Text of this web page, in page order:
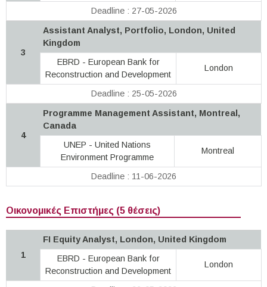
Deadline : 27-05-2026
3
Assistant Analyst, Portfolio, London, United
Kingdom
EBRD - European Bank for
Reconstruction and Development
London
Deadline : 25-05-2026
4
Programme Management Assistant, Montreal,
Canada
UNEP - United Nations
Environment Programme
Montreal
Deadline : 11-06-2026
Οικονομικές Επιστήμες (5 θέσεις)
1
FI Equity Analyst, London, United Kingdom
EBRD - European Bank for
Reconstruction and Development
London